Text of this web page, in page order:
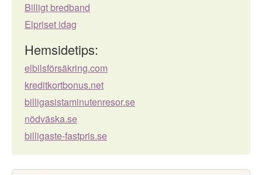
Billigt bredband
Elpriset idag
Hemsidetips:
elbilsförsäkring.com
kreditkortbonus.net
billigasistaminutenresor.se
nödväska.se
billigaste-fastpris.se